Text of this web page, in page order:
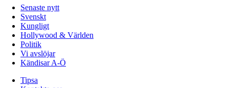
Senaste nytt
Svenskt
Kungligt
Hollywood & Världen
Politik
Vi avslöjar
Kändisar A-Ö
Tipsa